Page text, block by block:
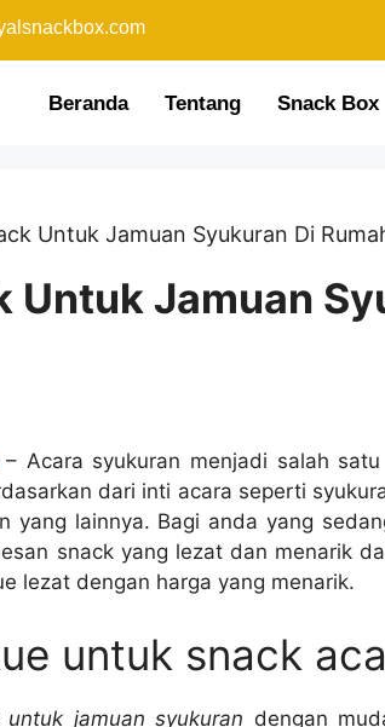
Beranda Tentang Snack Box
Untuk Jamuan Syukuran Di
Untuk Jamuan
– Acara syukuran menjadi salah
dari inti acara seperti
yang lainnya. Bagi anda yang
snack yang lezat dan menarik
lezat dengan harga yang menarik.
untuk snack
untuk jamuan syukuran dengan